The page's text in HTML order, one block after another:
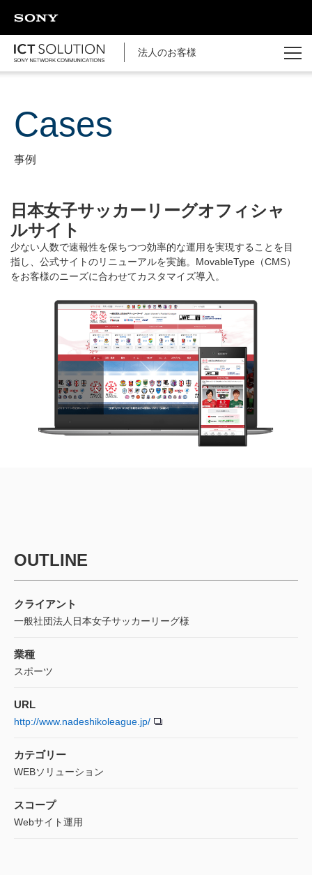
法人のお客様
cases
事例
日本女子サッカーリーグオフィシャ
ルサイト
少ない人数で速報性を保ちつつ効率的な運用を実現することを目
指し、公式サイトのリニューアルを実施。MovableType（CMS）
をお客様のニーズに合わせてカスタマイズ導入。
OUTLINE
クライアント
一般社団法人日本女子サッカーリーグ様
業種
スポーツ
URL
http://www.nadeshikoleague.jp/
カテゴリー
WEBソリューション
スコープ
Webサイト運用